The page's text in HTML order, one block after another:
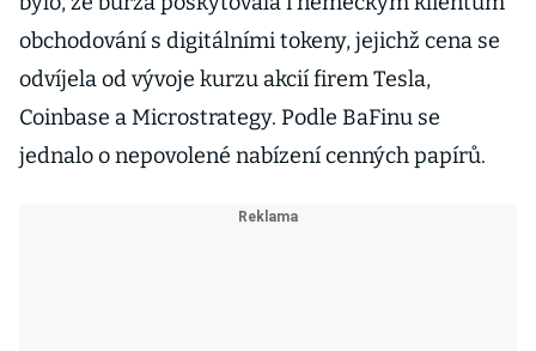
obchodování s digitálními tokeny, jejichž cena se
odvíjela od vývoje kurzu akcií firem Tesla,
Coinbase a Microstrategy. Podle BaFinu se
jednalo o nepovolené nabízení cenných papírů.